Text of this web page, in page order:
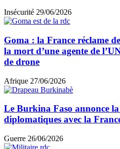
Insécurité 29/06/2026
Goma : la France réclame
la mort d’une agente de
de drone
Afrique 27/06/2026
Le Burkina Faso annonce
diplomatiques avec la
Guerre 26/06/2026